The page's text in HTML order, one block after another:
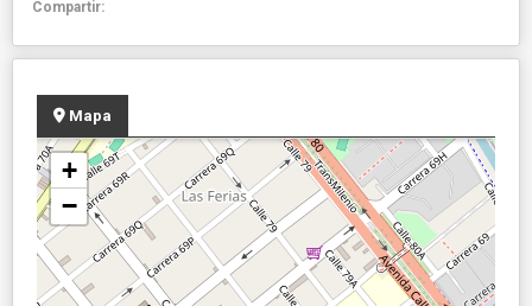
Compartir:
Mapa
+
−